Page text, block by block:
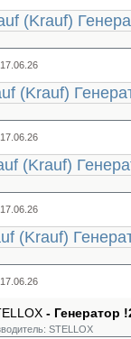
- Генератор
STELLOX